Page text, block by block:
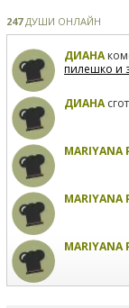
247ДУШИ ОНЛАЙН
ДИАНА
пилешко и
ДИАНА
MARIYANA
MARIYANA
MARIYANA